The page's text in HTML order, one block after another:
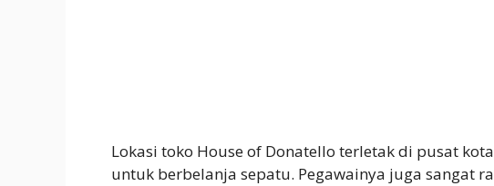
Lokasi toko House of Donatello terletak di pusat
untuk berbelanja sepatu. Pegawainya juga sangat